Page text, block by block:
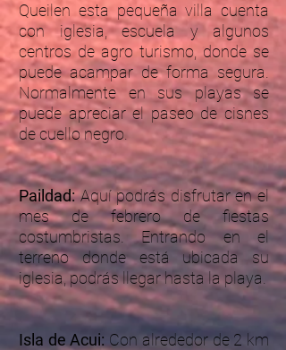
Queilen esta pequeña villa cuenta
con iglesia, escuela y algunos
centros de agro turismo, donde se
puede acampar de forma segura.
Normalmente en sus playas se
puede apreciar el paseo de cisnes
de cuello negro.
Paildad:Aquí podrás disfrutar en el
mes de febrero de fiestas
costumbristas. Entrando en el
terreno donde está ubicada su
iglesia, podrás llegar hasta la playa.
Isla de Acui: Con alrededor de 2 km